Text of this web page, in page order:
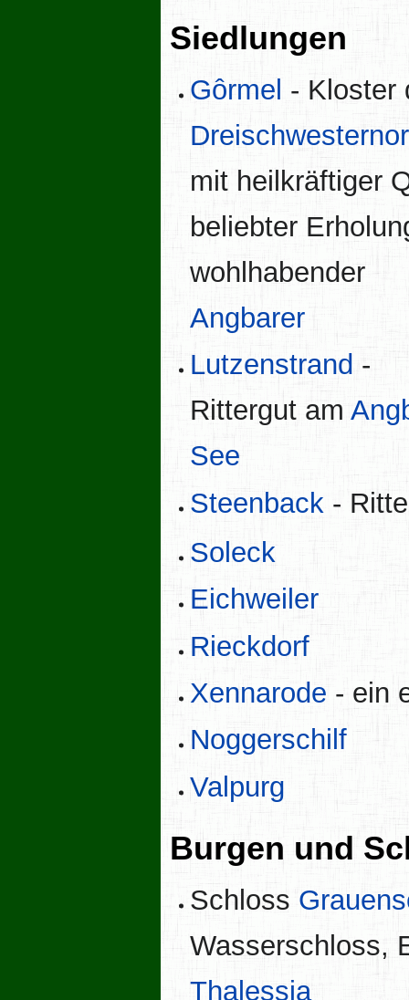
Siedlungen
Gôrmel - Kloster
mit heilkräftiger
beliebter
wohlhabender
Angbarer
Lutzenstrand -
Rittergut am
See
Steenback -
Soleck
Eichweiler
Rieckdorf
Xennarode - ein
Noggerschilf
Valpurg
Burgen und
Schloss
Wasserschloss,
Thalessia